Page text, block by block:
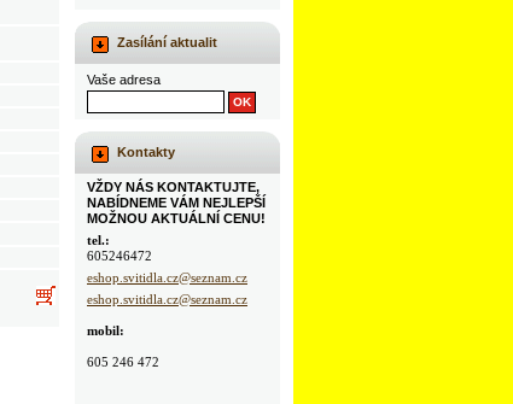
Zasílání aktualit
Vaše adresa
Kontakty
VŽDY NÁS KONTAKTUJTE,
NABÍDNEME VÁM NEJLEPŠÍ
MOŽNOU AKTUÁLNÍ CENU!
tel.:
605246472
eshop.svitidla.cz@seznam.cz
eshop.svitidla.cz@seznam.cz
mobil:
605 246 472